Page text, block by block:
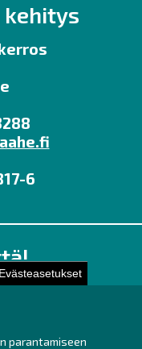
Evästeasetukset
parantamiseen
kehitys
6